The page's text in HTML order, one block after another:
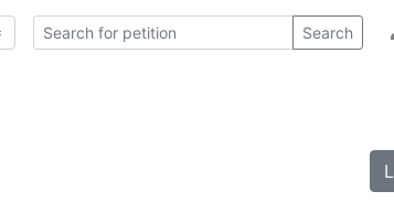
Search